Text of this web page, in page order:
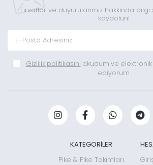
Fırsatlar ve duyurularımız hakkında
kaydolun!
Gizlilik politikasını okudum ve
ediyorum.
KATEGORİLER
Pike & Pike Takımları